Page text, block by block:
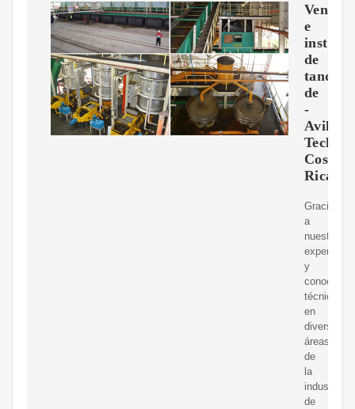
Venta
e
de
tanques
de
-
Avila
Tech
Costa
Rica
Gracias
a
nuestra
y
técnicos
en
diversas
áreas
de
la
industria
de